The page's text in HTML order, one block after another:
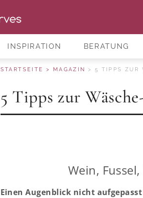
INSPIRATION BERATUNG
STARTSEITE MAGAZIN 5 TIPPS ZUR
5 Tipps zur
Wein,
Einen Augenblick nicht